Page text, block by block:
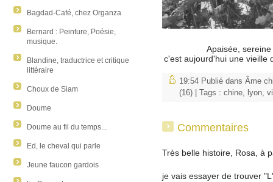
Bagdad-Café, chez Organza
Bernard : Peinture, Poésie,
musique.
Blandine, traductrice et critique
littéraire
Choux de Siam
Doume
Doume au fil du temps...
Ed, le cheval qui parle
Jeune faucon gardois
Apaisée,
c'est aujourd'hui une vieille
19:54 Publié dans Âme
(16) | Tags : chine lyon
Commentaires
Très belle histoire, Rosa, à
je vais essayer de trouver